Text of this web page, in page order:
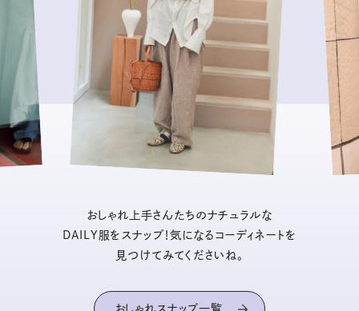
おしゃれ上手さんたちのナチュラルな
DAILY服をスナップ！気になるコーディネートを
見つけてみてくださいね。
おしゃれスナップ一覧